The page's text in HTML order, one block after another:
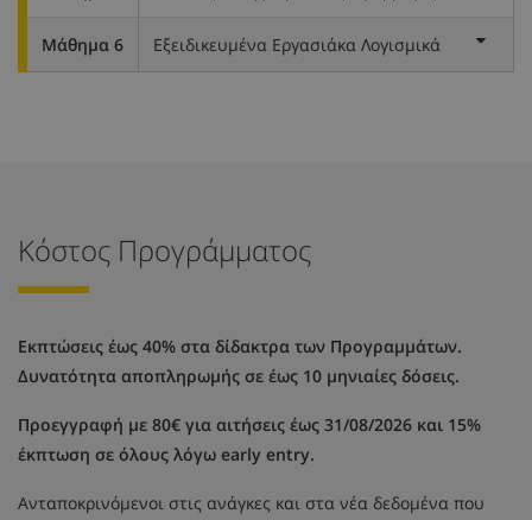
Μάθημα 6 Εξειδικευμένα Εργασιάκα Λογισμικά
Κόστος Προγράμματος
Εκπτώσεις έως 40% στα δίδακτρα των Προγραμμάτων.
Δυνατότητα αποπληρωμής σε έως 10 μηνιαίες δόσεις.
Προεγγραφή με 80€ για αιτήσεις έως 31/08/2026 και 15%
έκπτωση σε όλους λόγω early entry.
Ανταποκρινόμενοι στις ανάγκες και στα νέα δεδομένα που